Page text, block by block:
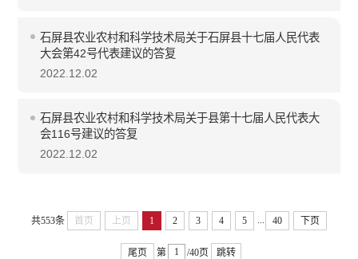
石屏县农业农村和科学技术局关于石屏县十七届人民代表
大会第42号代表建议的答复
2022.12.02
石屏县农业农村和科学技术局关于县第十七届人民代表大
会116号建议的答复
2022.12.02
共553条 首页 上页 1 2 3 4 5 40 下页
尾页 第 /40页 跳转